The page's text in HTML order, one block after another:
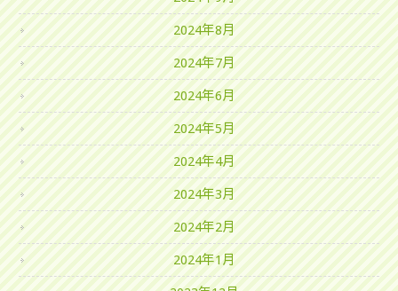
2024年8月
2024年7月
2024年6月
2024年5月
2024年4月
2024年3月
2024年2月
2024年1月